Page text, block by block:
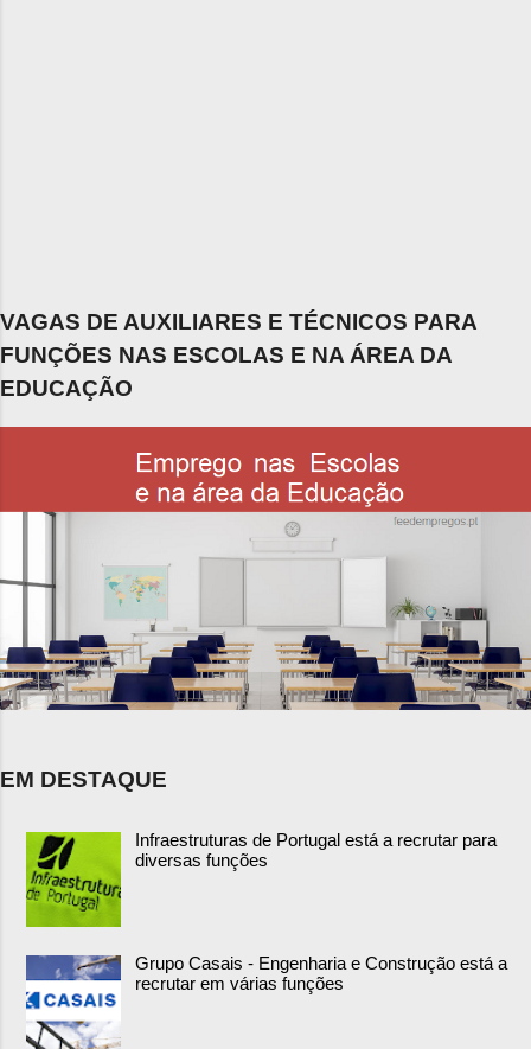
VAGAS DE AUXILIARES E TÉCNICOS PARA
FUNÇÕES NAS ESCOLAS E NA ÁREA DA
EDUCAÇÃO
EM DESTAQUE
Infraestruturas de Portugal está a recrutar para
diversas funções
Grupo Casais - Engenharia e Construção está a
recrutar em várias funções